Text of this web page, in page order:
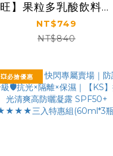
旺】果粒多乳酸飲料系
列 220mlx24包 (蘋果
口味/荔枝口味/草莓口
NT$749
NT$840
💥必搶優惠